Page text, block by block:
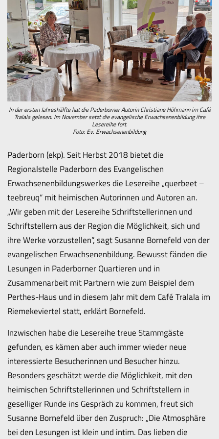
In der ersten Jahreshälfte hat die Paderborner Autorin Christiane Höhmann im Café
Tralala gelesen. Im November setzt die evangelische Erwachsenenbildung ihre
Lesereihe fort.
Foto: Ev. Erwachsenenbildung
Paderborn (ekp). Seit Herbst 2018 bietet die
Regionalstelle Paderborn des Evangelischen
Erwachsenenbildungswerkes die Lesereihe „querbeet –
teebreuq“ mit heimischen Autorinnen und Autoren an.
„Wir geben mit der Lesereihe Schriftstellerinnen und
Schriftstellern aus der Region die Möglichkeit, sich und
ihre Werke vorzustellen“, sagt Susanne Bornefeld von der
evangelischen Erwachsenenbildung. Bewusst fänden die
Lesungen in Paderborner Quartieren und in
Zusammenarbeit mit Partnern wie zum Beispiel dem
Perthes-Haus und in diesem Jahr mit dem Café Tralala im
Riemekeviertel statt, erklärt Bornefeld.
Inzwischen habe die Lesereihe treue Stammgäste
gefunden, es kämen aber auch immer wieder neue
interessierte Besucherinnen und Besucher hinzu.
Besonders geschätzt werde die Möglichkeit, mit den
heimischen Schriftstellerinnen und Schriftstellern in
geselliger Runde ins Gespräch zu kommen, freut sich
Susanne Bornefeld über den Zuspruch: „Die Atmosphäre
bei den Lesungen ist klein und intim. Das lieben die